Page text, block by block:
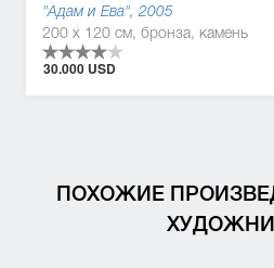
"Адам и Ева", 2005
200 x 120 см, бронза, камень
30.000 USD
ПОХОЖИЕ